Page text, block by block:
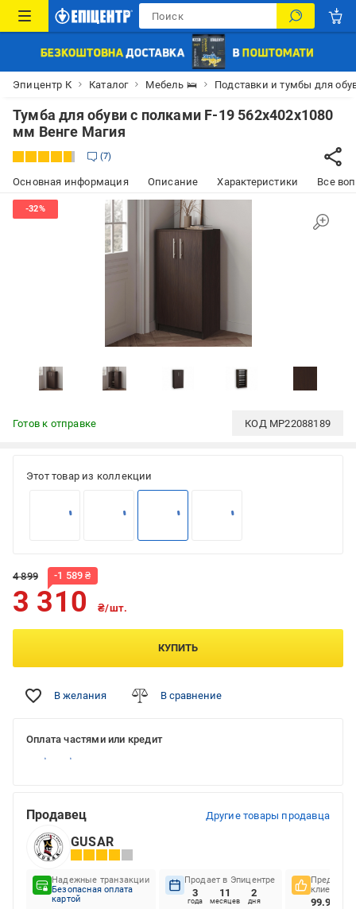
Эпицентр К Каталог Мебель 🛌 Подставки и тумбы для
Тумба для обуви с полками F-19 562х402х1080
мм Венге Магия
7
Основная информация Описание Характеристики Все
Готов к отправке КОД MP22088189
Этот товар из коллекции
4 899 -1 589 ₴
3 310 ₴/шт.
КУПИТЬ
В желания В сравнение
Оплата частями или кредит
Продавец Другие товары продавца
GUSAR
Надежные транзакции
Безопасная оплата
картой
Продает в Эпицентре
3
года
11
месяцев
2
дня
клиентов
99.98%